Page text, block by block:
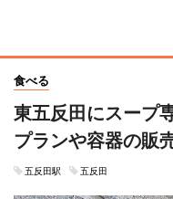
食べる
東五反田にスープ
プランや容器の販
五反田駅 五反田